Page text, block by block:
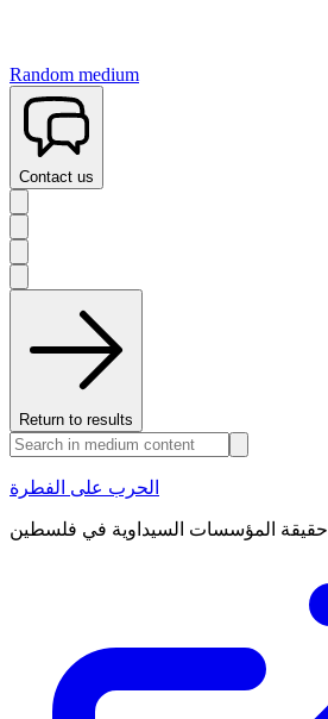
Random medium
Contact us
Return to results
الحرب على الفطرة
حقيقة المؤسسات السيداوية في فلسطين